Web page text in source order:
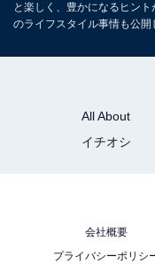
きめ細かやでしっとりして
妙。たっぷり入った
と楽しく、豊かになるヒン
のライフスタイル事情も公開
All About
イチオシ
会社概要
プライバシーポリシ